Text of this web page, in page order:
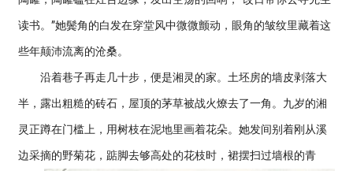
读书。”她鬓角的白发在穿堂风中微微颤动，眼角的皱纹里藏着这
些年颠沛流离的沧桑。
沿着巷子再走几十步，便是湘灵的家。土坯房的墙皮剥落大
半，露出粗糙的砖石，屋顶的茅草被战火燎去了一角。九岁的湘
灵正蹲在门槛上，用树枝在泥地里画着花朵。她发间别着刚从溪
边采摘的野菊花，踮脚去够高处的花枝时，裙摆扫过墙根的青